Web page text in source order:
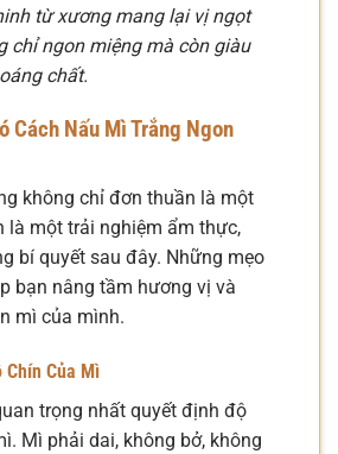
từ xương mang lại vị ngọt
chỉ ngon miệng mà còn giàu
chất.
Cách Nấu Mì Trắng Ngon
không chỉ đơn thuần là một
là một trải nghiệm ẩm thực,
bí quyết sau đây. Những mẹo
bạn nâng tầm hương vị và
mì của mình.
Của Mì
trọng nhất quyết định độ
Mì phải dai, không bở, không